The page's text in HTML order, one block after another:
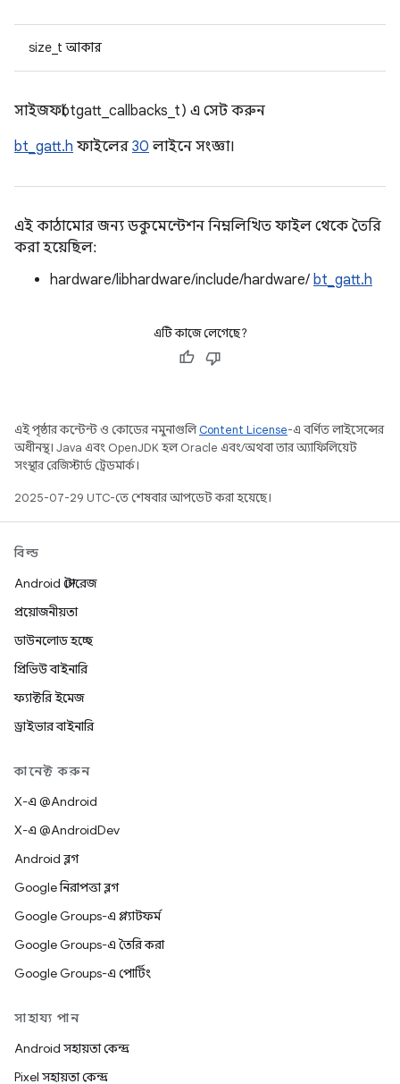
size_t আকার
সাইজফ(btgatt_callbacks_t) এ সেট করুন
bt_gatt.h ফাইলের 30 লাইনে সংজ্ঞা।
এই কাঠামোর জন্য ডকুমেন্টেশন নিম্নলিখিত ফাইল থেকে তৈরি
করা হয়েছিল:
hardware/libhardware/include/hardware/ bt_gatt.h
এটি কাজে লেগেছে?
এই পৃষ্ঠার কন্টেন্ট ও কোডের নমুনাগুলিContent License-এ বর্ণিত লাইসেন্সের
অধীনস্থ। Java এবং OpenJDK হল Oracle এবং/অথবা তার অ্যাফিলিয়েট
সংস্থার রেজিস্টার্ড ট্রেডমার্ক।
2025-07-29 UTC-তে শেষবার আপডেট করা হয়েছে।
বিল্ড
Android স্টোরেজ
প্রয়োজনীয়তা
ডাউনলোড হচ্ছে
প্রিভিউ বাইনারি
ফ্যাক্টরি ইমেজ
ড্রাইভার বাইনারি
কানেক্ট করুন
X-এ @Android
X-এ @AndroidDev
Android ব্লগ
Google নিরাপত্তা ব্লগ
Google Groups-এ প্ল্যাটফর্ম
Google Groups-এ তৈরি করা
Google Groups-এ পোর্টিং
সাহায্য পান
Android সহায়তা কেন্দ্র
Pixel সহায়তা কেন্দ্র